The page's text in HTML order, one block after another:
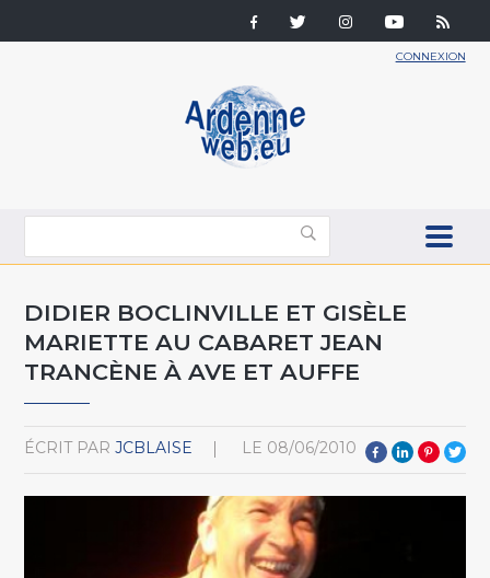
CONNEXION
DIDIER BOCLINVILLE ET GISÈLE
MARIETTE AU CABARET JEAN
TRANCÈNE À AVE ET AUFFE
ÉCRIT PAR JCBLAISE LE 08/06/2010